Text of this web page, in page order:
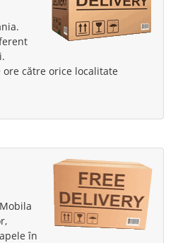
către orice localitate
în